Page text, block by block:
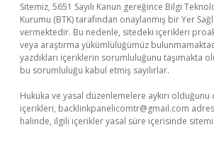
Sitemiz, 5651 Sayılı Kanun gereğince Bilgi
Kurumu (BTK) tarafından onaylanmış bir Yer
vermektedir. Bu nedenle, sitedeki içerikleri
veya araştırma yükümlülüğümüz
yazdıkları içeriklerin sorumluluğunu taşımakta
bu sorumluluğu kabul etmiş sayılırlar.
Hukuka ve yasal düzenlemelere aykırı
içerikleri, backlinkpanelicomtr@gmail.com
halinde, ilgili içerikler yasal süre içerisinde